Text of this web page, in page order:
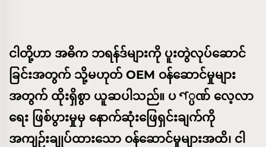
ငါတို့ဟာ အဓိက ဘရန်ဒ်များကို ပူးတွဲလုပ်ဆောင်
ခြင်းအတွက် သို့မဟုတ် OEM ဝန်ဆောင်မှုများ
အတွက် ထိုးရှိစွာ ယူဆပါသည်။ ပণ္ပဏ် လေ့လာ
ရေး ဖြစ်ပွားမှုမှ နောက်ဆုံးဖြေရှင်းချက်ကို
အကျဉ်းချုပ်ထားသော ဝန်ဆောင်မှုများအထိ၊ ငါ